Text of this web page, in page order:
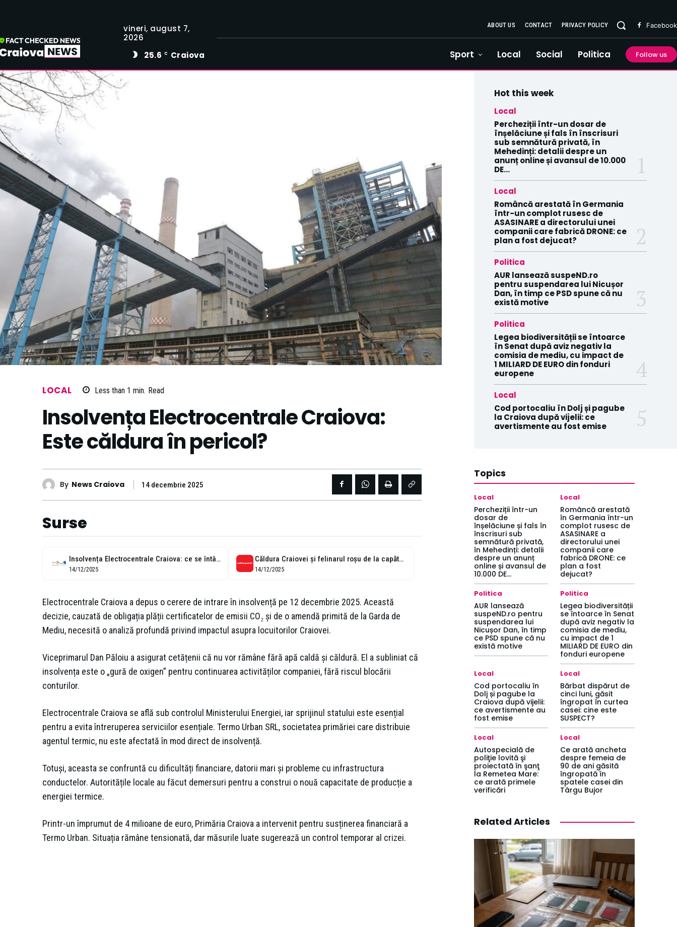
vineri, august 7,
2026
25.6 C Craiova
ABOUT US CONTACT PRIVACY POLICY Facebook
Sport Local Social Politica Follow us
LOCAL Less than 1 min. Read
Insolvența Electrocentrale Craiova:
Este căldura în pericol?
By News Craiova 14 decembrie 2025
Surse
Insolvența Electrocentrale Craiova: ce se întâmplă cu căldura
14/12/2025
Căldura Craiovei și felinarul roșu de la capătul tunelului
14/12/2025
Electrocentrale Craiova a depus o cerere de intrare în insolvență pe 12 decembrie 2025. Această
decizie, cauzată de obligația plății certificatelor de emisii CO₂ și de o amendă primită de la Garda de
Mediu, necesită o analiză profundă privind impactul asupra locuitorilor Craiovei.
Viceprimarul Dan Păloiu a asigurat cetățenii că nu vor rămâne fără apă caldă și căldură. El a subliniat că
insolvența este o „gură de oxigen” pentru continuarea activităților companiei, fără riscul blocării
conturilor.
Electrocentrale Craiova se află sub controlul Ministerului Energiei, iar sprijinul statului este esențial
pentru a evita întreruperea serviciilor esențiale. Termo Urban SRL, societatea primăriei care distribuie
agentul termic, nu este afectată în mod direct de insolvență.
Totuși, aceasta se confruntă cu dificultăți financiare, datorii mari și probleme cu infrastructura
conductelor. Autoritățile locale au făcut demersuri pentru a construi o nouă capacitate de producție a
energiei termice.
Printr-un împrumut de 4 milioane de euro, Primăria Craiova a intervenit pentru susținerea financiară a
Termo Urban. Situația rămâne tensionată, dar măsurile luate sugerează un control temporar al crizei.
Hot this week
Local
Percheziții într-un dosar de
înșelăciune și fals în înscrisuri
sub semnătură privată, în
Mehedinți: detalii despre un
anunț online și avansul de 10.000
DE...
Local
Româncă arestată în Germania
într-un complot rusesc de
ASASINARE a directorului unei
companii care fabrică DRONE: ce
plan a fost dejucat?
Politica
AUR lansează suspeND.ro
pentru suspendarea lui Nicușor
Dan, în timp ce PSD spune că nu
există motive
Politica
Legea biodiversității se întoarce
în Senat după aviz negativ la
comisia de mediu, cu impact de
1 MILIARD DE EURO din fonduri
europene
Local
Cod portocaliu în Dolj și pagube
la Craiova după vijelii: ce
avertismente au fost emise
Topics
Local
Percheziții într-un
dosar de
înșelăciune și fals în
înscrisuri sub
semnătură privată,
în Mehedinți: detalii
despre un anunț
online și avansul de
10.000 DE...
Local
Româncă arestată
în Germania într-un
complot rusesc de
ASASINARE a
directorului unei
companii care
fabrică DRONE: ce
plan a fost
dejucat?
Politica
AUR lansează
suspeND.ro pentru
suspendarea lui
Nicușor Dan, în timp
ce PSD spune că nu
există motive
Politica
Legea biodiversității
se întoarce în Senat
după aviz negativ la
comisia de mediu,
cu impact de 1
MILIARD DE EURO din
fonduri europene
Local
Cod portocaliu în
Dolj și pagube la
Craiova după vijelii:
ce avertismente au
fost emise
Local
Bărbat dispărut de
cinci luni, găsit
îngropat în curtea
casei: cine este
SUSPECT?
Local
Autospecială de
poliţie lovită şi
proiectată în şanţ
la Remetea Mare:
ce arată primele
verificări
Local
Ce arată ancheta
despre femeia de
90 de ani găsită
îngropată în
spatele casei din
Târgu Bujor
Related Articles